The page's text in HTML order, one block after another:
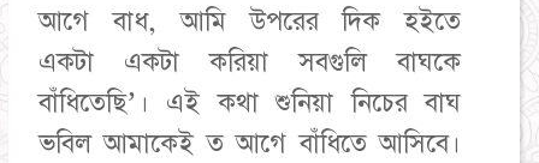
আগে বাধ, আমি উপরের দিক হইতে
একটা একটা করিয়া সবগুলি বাঘকে
বাঁধিতেছি’। এই কথা শুনিয়া নিচের বাঘ
ভবিল আমাকেই ত আগে বাঁধিতে আসিবে।